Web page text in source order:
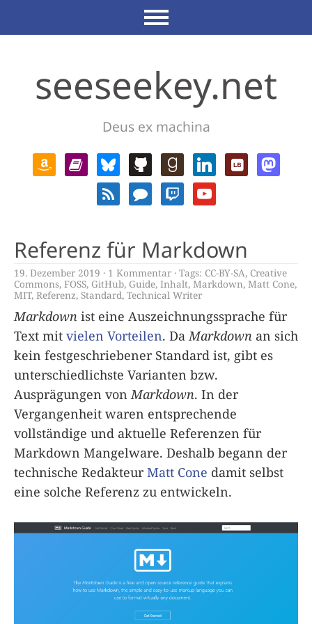
seeseekey.net
Deus ex machina
Referenz für Markdown
19. Dezember 2019 1 Kommentar Tags: CC-BY-SA, Creative
Commons, FOSS, GitHub, Guide, Inhalt,Markdown, Matt Cone,
MIT, Referenz, Standard, Technical Writer
Markdown ist eine Auszeichnungssprache für
Text mit vielen Vorteilen. Da Markdown an sich
kein festgeschriebener Standard ist, gibt es
unterschiedlichste Varianten bzw.
Ausprägungen von Markdown. In der
Vergangenheit waren entsprechende
vollständige und aktuelle Referenzen für
Markdown Mangelware. Deshalb begann der
technische RedakteurMatt Cone damit selbst
eine solche Referenz zu entwickeln.